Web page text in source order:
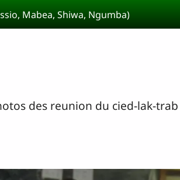
Mabea, Shiwa, Ngumba)
des reunion du cied-lak-